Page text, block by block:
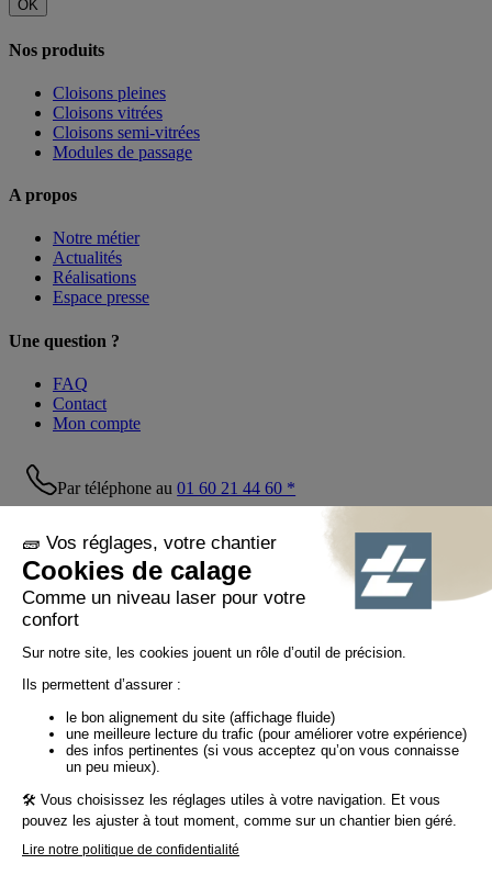
OK
Nos produits
Cloisons pleines
Cloisons vitrées
Cloisons semi-vitrées
Modules de passage
A propos
Notre métier
Actualités
Réalisations
Espace presse
Une question ?
FAQ
Contact
Mon compte
Par téléphone au01 60 21 44 60 *
Suivez-nous !
Politique de confidentialité
Politique cookies
Politique réseaux sociaux
CGV